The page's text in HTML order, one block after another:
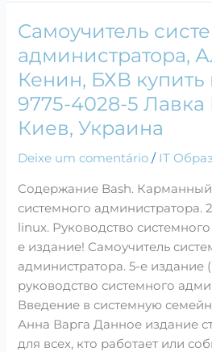
Самоучитель
администратора,
Кенин, БХВ купить
9775-4028-5 Лавка
Киев, Украина
Deixe um comentário / IT
Содержание Bash.
системного администратора.
linux. Руководство
е издание! Самоучитель
администратора. 5-е издание
руководство системного
Введение в системную
Анна Варга Данное издание
для всех, кто работает или
Самоучитель
администратора,
Александр
Кенин,
БХВ
книгу
978-
5-
9775-
4028-
5
Лавка
Бабуин,
Киев,
Украина